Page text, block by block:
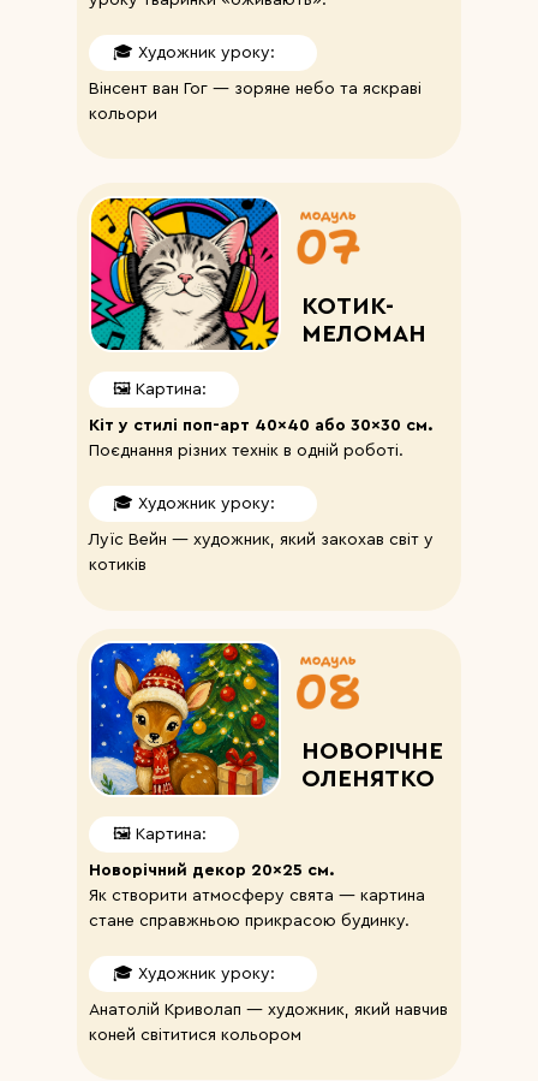
🎓 Художник уроку:
Вінсент ван Гог — зоряне небо та яскраві
кольори
НОВОРІЧНЕ
ОЛЕНЯТКО
🎓 Художник уроку:
🖼️ Картина:
Анатолій Криволап — художник, який навчив
коней світитися кольором
Новорічний декор 20×25 см.
Як створити атмосферу свята — картина
стане справжньою прикрасою будинку.
КОТИК-
МЕЛОМАН
🎓 Художник уроку:
🖼️ Картина:
Луїс Вейн — художник, який закохав світ у
котиків
Кіт у стилі поп-арт 40×40 або 30×30 см.
Поєднання різних технік в одній роботі.